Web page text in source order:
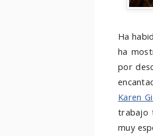
Ha
ha
por
Karen
trabajo
muy